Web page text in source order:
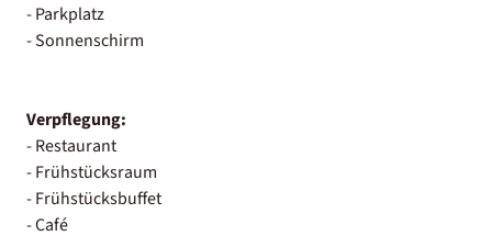
- Parkplatz
- Sonnenschirm
Verpflegung:
- Restaurant
- Frühstücksraum
- Frühstücksbuffet
- Café